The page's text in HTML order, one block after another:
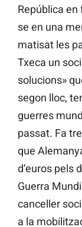
República
se en una
matisat les
Txeca un
solucions»
segon lloc,
guerres
passat. Fa
que
d’euros pels
Guerra
canceller
a la